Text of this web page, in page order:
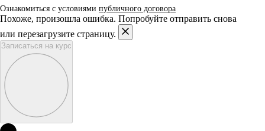
Ознакомиться с условиями публичного договора
Похоже, произошла ошибка. Попробуйте отправить снова
или перезагрузите страницу.
Записаться на курс